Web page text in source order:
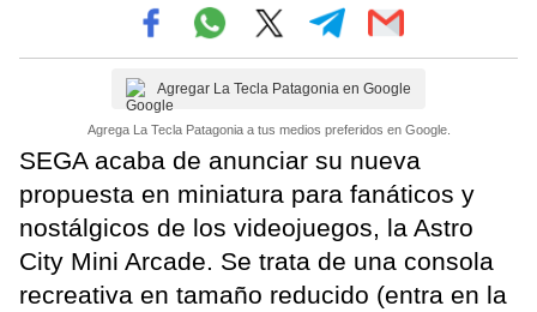
Agregar La Tecla Patagonia en Google
Agrega La Tecla Patagonia a tus medios preferidos en Google.
SEGA acaba de anunciar su nueva
propuesta en miniatura para fanáticos y
nostálgicos de los videojuegos, la Astro
City Mini Arcade. Se trata de una consola
recreativa en tamaño reducido (entra en la